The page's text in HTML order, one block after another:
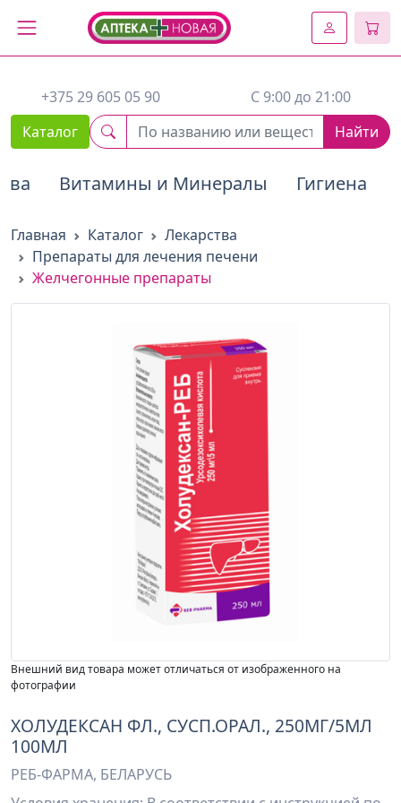
2. Вставьте этот код сразу же после открывающего тега :
+375 29 605 05 90
C 9:00 до 21:00
Каталог
Найти
Витамины и Минералы Гигиена
Главная Каталог
Лекарства
Препараты для лечения печени
Желчегонные препараты
Внешний вид товара может отличаться от изображенного на
фотографии
ХОЛУДЕКСАН ФЛ., СУСП.ОРАЛ., 250МГ/5МЛ
100МЛ
РЕБ-ФАРМА, БЕЛАРУСЬ